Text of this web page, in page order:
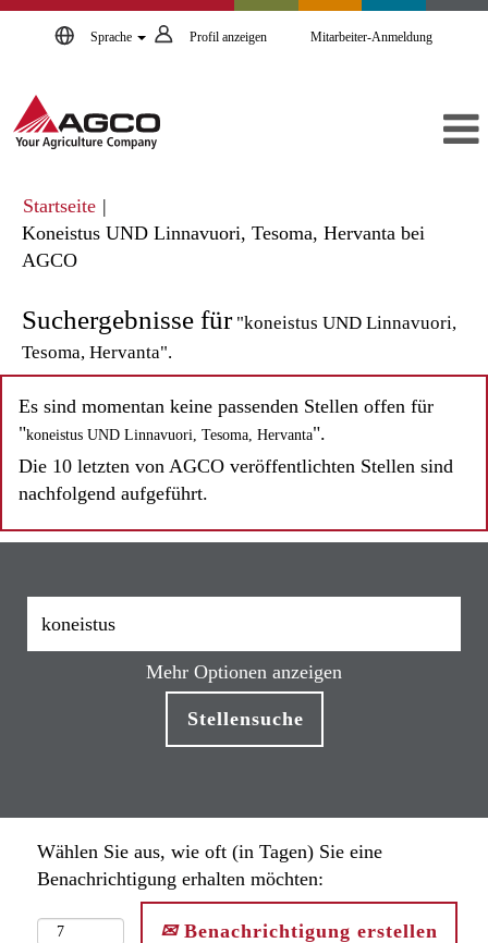
Sprache Profil anzeigen Mitarbeiter-Anmeldung
Startseite |
Koneistus UND Linnavuori, Tesoma, Hervanta bei
AGCO(aktuelle
Suchergebnisse für"koneistus UND Linnavuori,
Tesoma, Hervanta".
Es sind momentan keine passenden Stellen offen für
"koneistus UND Linnavuori, Tesoma, Hervanta".
Die 10 letzten von AGCO veröffentlichten Stellen sind
nachfolgend aufgeführt.
Mehr Optionen anzeigen
Wählen Sie aus, wie oft (in Tagen) Sie eine
Benachrichtigung erhalten möchten:
Benachrichtigung erstellen